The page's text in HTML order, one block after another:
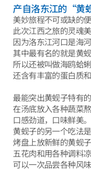
产自洛东江的“黄
美妙旅程不可或缺的
此次江西之旅的灵魂
因为洛东江河口是海
其中最有名的就是黄
所以还被叫做海鸥蛤
还含有丰富的蛋白质
最能突出黄蚬子特有
在汤底放入各种蔬菜
口感劲道，口味鲜美。
黄蚬子的另一个吃法
烤盘上放新鲜的黄蚬子
五花肉和用各种调料
可以一次品尝各种风